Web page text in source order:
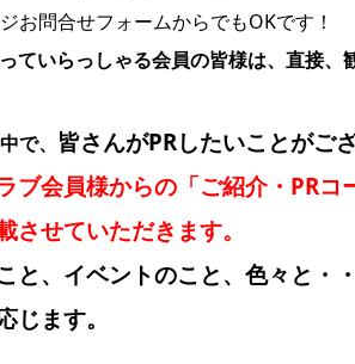
お問合せフォームからでもOKです！
ていらっしゃる会員の皆様は、直接、
で、 皆さんがPRしたいことがご
ブ会員様からの「ご紹介・PRコ
させていただきます。
と、イベントのこと、色々と・
じます。